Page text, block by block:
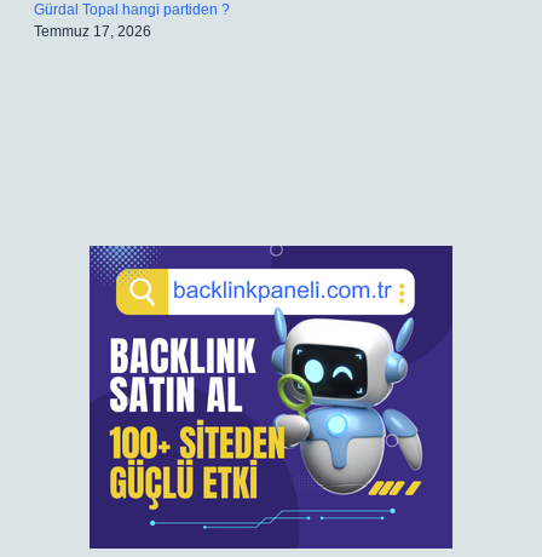
Gürdal Topal hangi partiden ?
Temmuz 17, 2026